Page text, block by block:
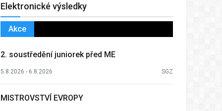
Elektronické výsledky
Akce
2. soustředění juniorek před ME
5.8.2026 - 6.8.2026 SGZ
MISTROVSTVÍ EVROPY